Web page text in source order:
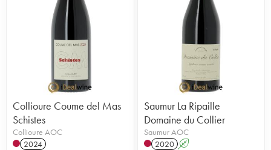
Collioure Coume del Mas
Schistes
Collioure AOC
2024
Saumur La Ripaille
Domaine du Collier
Saumur AOC
2020 A